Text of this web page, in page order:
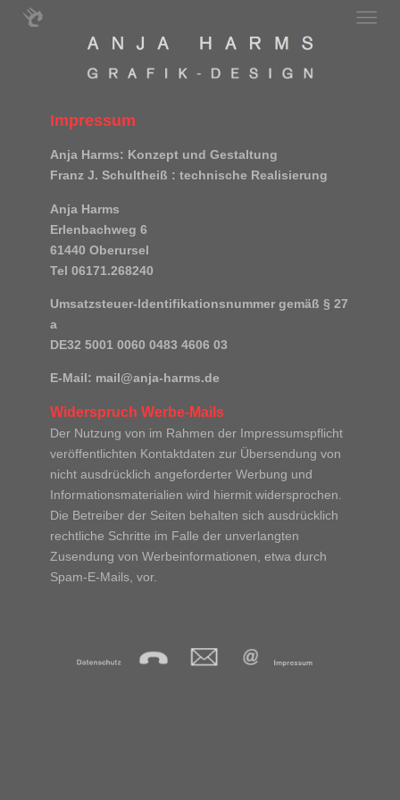
Impressum
Anja Harms: Konzept und Gestaltung
Franz J. Schultheiß : technische Realisierung
Anja Harms
Erlenbachweg 6
61440 Oberursel
Tel 06171.268240
Umsatzsteuer-Identifikationsnummer gemäß § 27
a
DE32 5001 0060 0483 4606 03
E-Mail: mail@anja-harms.de
Widerspruch Werbe-Mails
Der Nutzung von im Rahmen der Impressumspflicht
veröffentlichten Kontaktdaten zur Übersendung von
nicht ausdrücklich angeforderter Werbung und
Informations­materialien wird hiermit widersprochen.
Die Betreiber der Seiten behalten sich ausdrücklich
rechtliche Schritte im Falle der unverlangten
Zusendung von Werbeinformationen, etwa durch
Spam-E-Mails, vor.